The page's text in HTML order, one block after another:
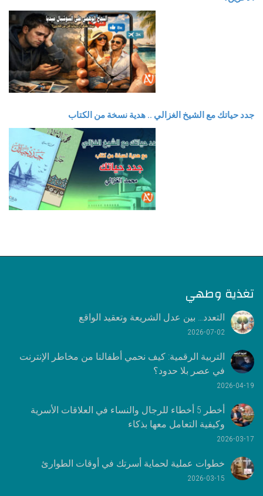
جدد حياتك مع الشيخ الغزالي .. هدية نسخة من الكتاب
تغذية وطهي
التعدد… بين عدل الشريعة وتعقيد الواقع
2026-07-02
التربية الرقمية: كيف نحمي أطفالنا من مخاطر الإنترنت
في عصر بلا حدود؟
2026-04-19
أخطر 5 أخطاء للرجال والنساء في العلاقات الأسرية
وكيفية التعامل معها بذكاء
2026-03-17
خطوات عملية لحماية أسرتك في أوقات الطوارئ
2026-03-15